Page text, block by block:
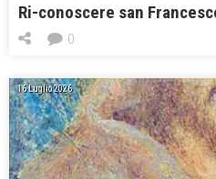
Ri-conoscere san
0
16 Luglio 2026